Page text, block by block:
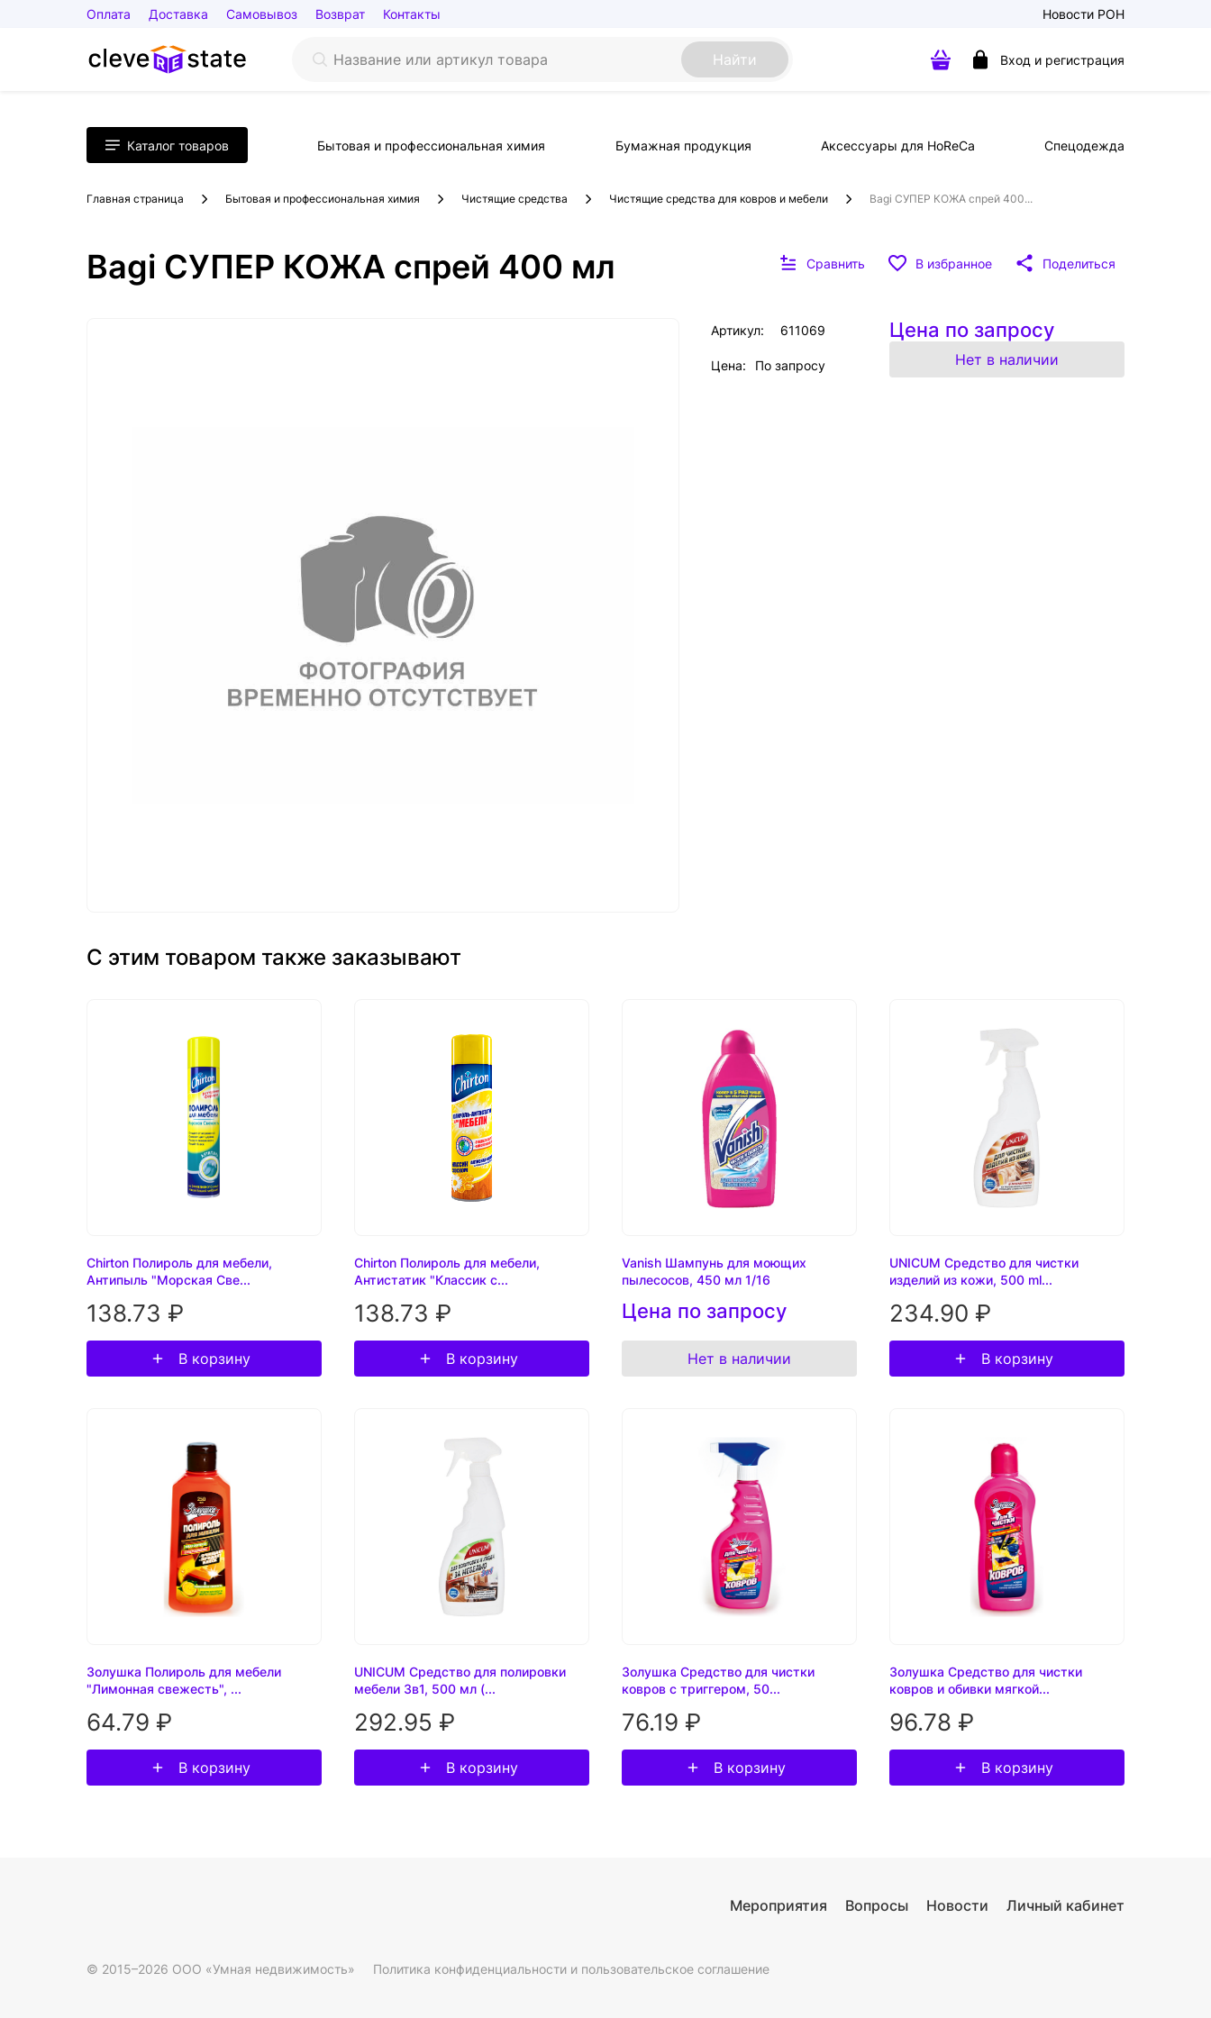
Оплата Доставка Самовывоз Возврат Контакты Новости РОН
Найти Вход и регистрация
Каталог товаров Бытовая и профессиональная химия Бумажная продукция Аксессуары для HoReCa Спецодежда
Главная страница Бытовая и профессиональная химия Чистящие средства Чистящие средства для ковров и мебели Bagi СУПЕР КОЖА спрей 400...
Bagi СУПЕР КОЖА спрей 400 мл Сравнить В избранное Поделиться
Артикул: 611069
Цена: По запросу
Цена по запросу
Нет в наличии
С этим товаром также заказывают
Chirton Полироль для мебели,
Антипыль "Морская Све...
138.73 ₽
В корзину
Chirton Полироль для мебели,
Антистатик "Классик с...
138.73 ₽
В корзину
Vanish Шампунь для моющих
пылесосов, 450 мл 1/16
Цена по запросу
Нет в наличии
UNICUM Средство для чистки
изделий из кожи, 500 ml...
234.90 ₽
В корзину
Золушка Полироль для мебели
"Лимонная свежесть", ...
64.79 ₽
В корзину
UNICUM Средство для полировки
мебели 3в1, 500 мл (...
292.95 ₽
В корзину
Золушка Средство для чистки
ковров с триггером, 50...
76.19 ₽
В корзину
Золушка Средство для чистки
ковров и обивки мягкой...
96.78 ₽
В корзину
Мероприятия Вопросы Новости Личный кабинет
© 2015–2026 ООО «Умная недвижимость» Политика конфиденциальности и пользовательское соглашение